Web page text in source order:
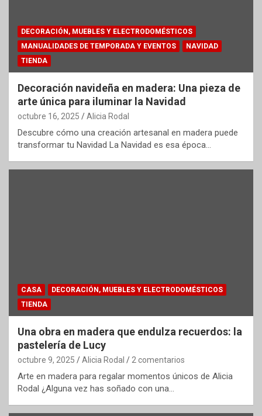
DECORACIÓN, MUEBLES Y ELECTRODOMÉSTICOS
MANUALIDADES DE TEMPORADA Y EVENTOS
NAVIDAD
TIENDA
Decoración navideña en madera: Una pieza de
arte única para iluminar la Navidad
octubre 16, 2025 Alicia Rodal
Descubre cómo una creación artesanal en madera puede
transformar tu Navidad La Navidad es esa época…
CASA
DECORACIÓN, MUEBLES Y ELECTRODOMÉSTICOS
TIENDA
Una obra en madera que endulza recuerdos: la
pastelería de Lucy
octubre 9, 2025 Alicia Rodal 2 comentarios
Arte en madera para regalar momentos únicos de Alicia
Rodal ¿Alguna vez has soñado con una…